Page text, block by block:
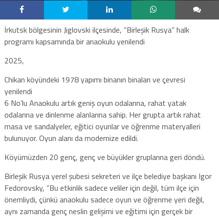
İrkutsk bölgesinin Jiglovski ilçesinde, “Birleşik Rusya” halk
programı kapsamında bir anaokulu yenilendi
2025,
Chikan köyündeki 1978 yapımı binanın binaları ve çevresi
yenilendi
6 No’lu Anaokulu artık geniş oyun odalarına, rahat yatak
odalarına ve dinlenme alanlarına sahip. Her grupta artık rahat
masa ve sandalyeler, eğitici oyunlar ve öğrenme materyalleri
bulunuyor. Oyun alanı da modernize edildi.
Köyümüzden 20 genç, genç ve büyükler gruplarına geri döndü.
Birleşik Rusya yerel şubesi sekreteri ve ilçe belediye başkanı Igor
Fedorovsky, “Bu etkinlik sadece veliler için değil, tüm ilçe için
önemliydi, çünkü anaokulu sadece oyun ve öğrenme yeri değil,
aynı zamanda genç neslin gelişimi ve eğitimi için gerçek bir